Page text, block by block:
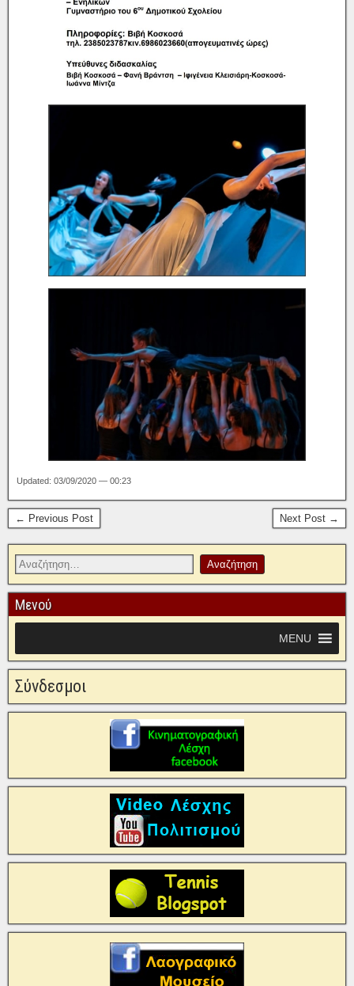
Updated: 03/09/2020 — 00:23
← Previous Post Next Post →
Μενού
MENU
Σύνδεσμοι